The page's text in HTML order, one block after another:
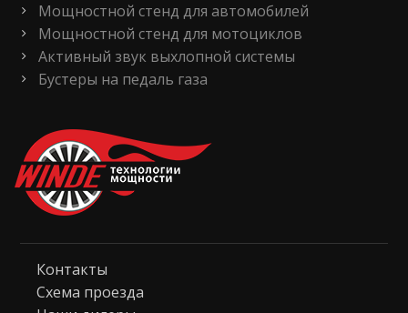
Мощностной стенд для автомобилей
Мощностной стенд для мотоциклов
Активный звук выхлопной системы
Бустеры на педаль газа
Контакты
Схема проезда